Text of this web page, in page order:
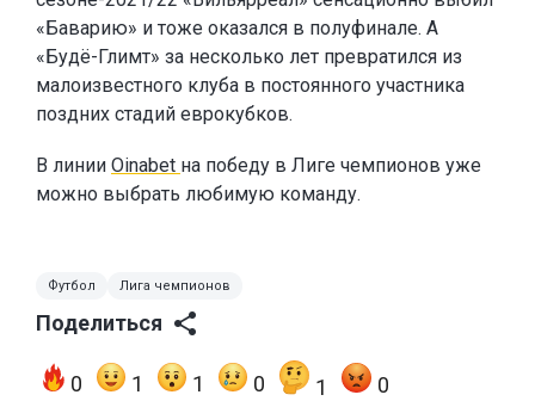
«Баварию» и тоже оказался в полуфинале. А
«Будё-Глимт» за несколько лет превратился из
малоизвестного клуба в постоянного участника
поздних стадий еврокубков.
В линии Oinabet на победу в Лиге чемпионов уже
можно выбрать любимую команду.
Футбол Лига чемпионов
Поделиться
0 1 1 0 1 0